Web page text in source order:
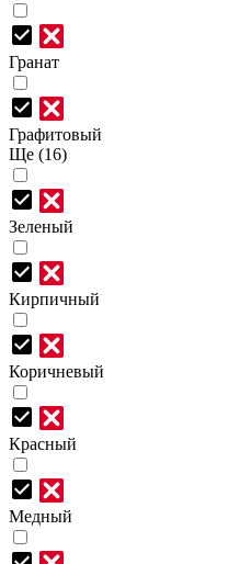
Гранат
Графитовый
Ще (16)
Зеленый
Кирпичный
Коричневый
Красный
Медный